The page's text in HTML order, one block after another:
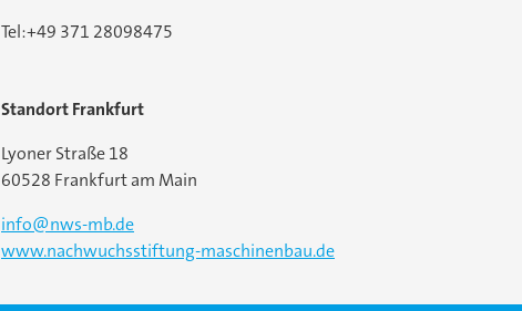
Tel:+49 371 28098475
Standort Frankfurt
Lyoner Straße 18
60528 Frankfurt am Main
info@nws-mb.de
www.nachwuchsstiftung-maschinenbau.de